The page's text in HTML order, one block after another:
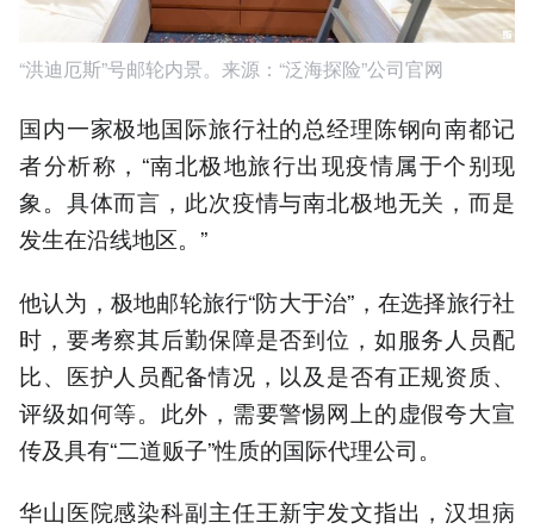
“洪迪厄斯”号邮轮内景。来源：“泛海探险”公司官网
国内一家极地国际旅行社的总经理陈钢向南都记
者分析称，“南北极地旅行出现疫情属于个别现
象。具体而言，此次疫情与南北极地无关，而是
发生在沿线地区。”
他认为，极地邮轮旅行“防大于治”，在选择旅行社
时，要考察其后勤保障是否到位，如服务人员配
比、医护人员配备情况，以及是否有正规资质、
评级如何等。此外，需要警惕网上的虚假夸大宣
传及具有“二道贩子”性质的国际代理公司。
华山医院感染科副主任王新宇发文指出，汉坦病